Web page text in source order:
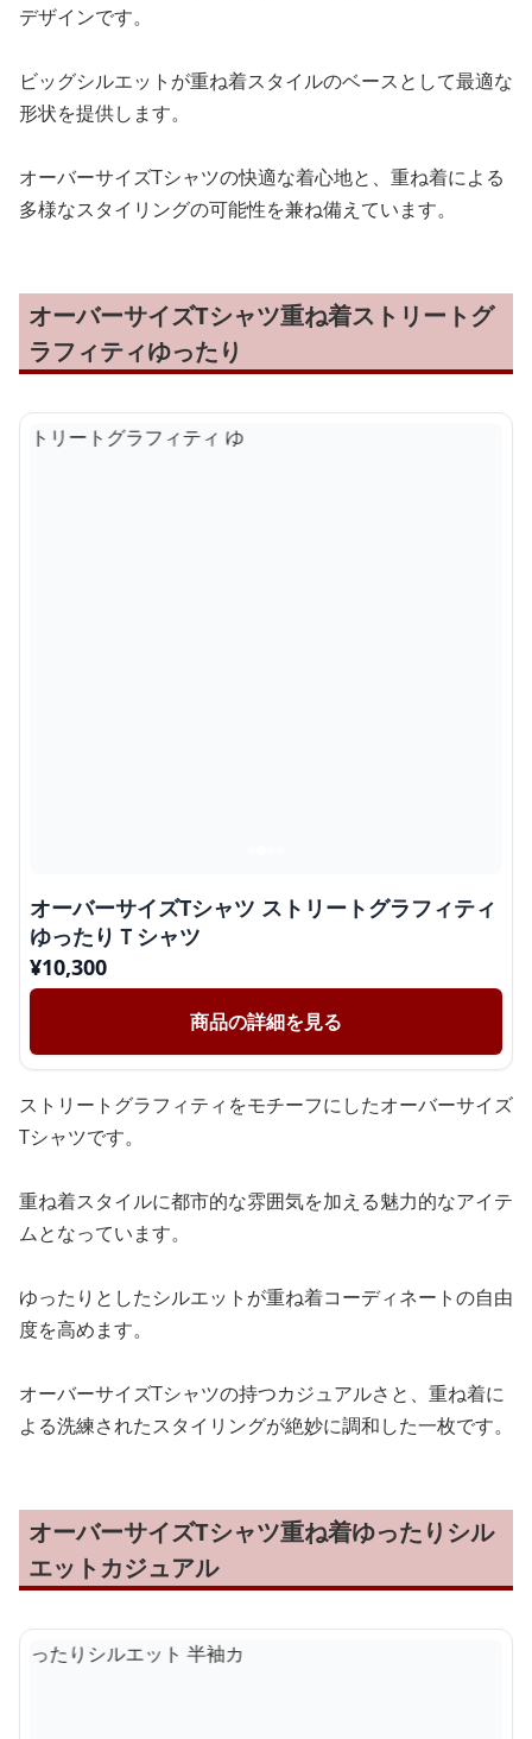
デザインです。
ビッグシルエットが重ね着スタイルのベースとして最適な
形状を提供します。
オーバーサイズTシャツの快適な着心地と、重ね着による
多様なスタイリングの可能性を兼ね備えています。
オーバーサイズTシャツ重ね着ストリートグ
ラフィティゆったり
オーバーサイズTシャツ ストリートグラフィティ
ゆったりＴシャツ
¥10,300
商品の詳細を見る
ストリートグラフィティをモチーフにしたオーバーサイズ
Tシャツです。
重ね着スタイルに都市的な雰囲気を加える魅力的なアイテ
ムとなっています。
ゆったりとしたシルエットが重ね着コーディネートの自由
度を高めます。
オーバーサイズTシャツの持つカジュアルさと、重ね着に
よる洗練されたスタイリングが絶妙に調和した一枚です。
オーバーサイズTシャツ重ね着ゆったりシル
エットカジュアル